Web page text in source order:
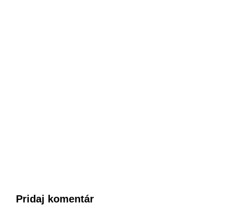
Pridaj komentár